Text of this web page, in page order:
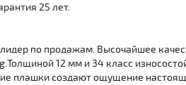
25 лет.
по продажам. Высочайшее
12 мм и 34 класс
плашки создают ощущение